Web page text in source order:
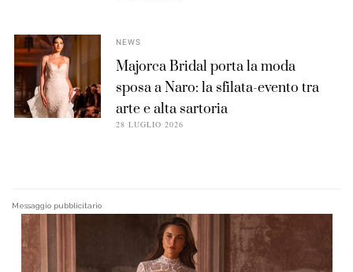
NEWS
Majorca Bridal porta la moda
sposa a Naro: la sfilata-evento tra
arte e alta sartoria
28 LUGLIO 2026
Messaggio pubblicitario